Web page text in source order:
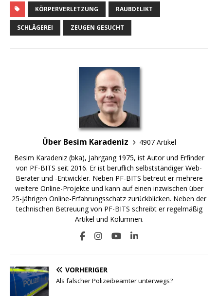
KÖRPERVERLETZUNG RAUBDELIKT
SCHLÄGEREI ZEUGEN GESUCHT
Über Besim Karadeniz
4907 Artikel
Besim Karadeniz (bka), Jahrgang 1975, ist Autor und Erfinder
von PF-BITS seit 2016. Er ist beruflich selbstständiger Web-
Berater und -Entwickler. Neben PF-BITS betreut er mehrere
weitere Online-Projekte und kann auf einen inzwischen über
25-jährigen Online-Erfahrungsschatz zurückblicken. Neben der
technischen Betreuung von PF-BITS schreibt er regelmäßig
Artikel und Kolumnen.
VORHERIGER
Als falscher Polizeibeamter unterwegs?